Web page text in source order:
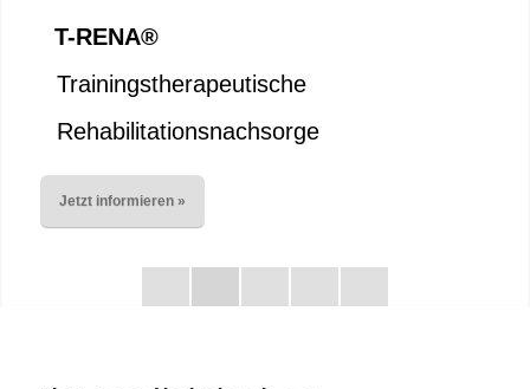
T-RENA®
Trainingstherapeutische
Rehabilitationsnachsorge
Jetzt informieren »
1 2 3